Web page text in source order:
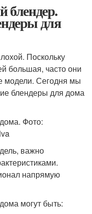
блендер.
для
Поскольку
большая, часто они
модели. Сегодня мы
блендеры для дома
Фото:
важно
напрямую
могут быть: